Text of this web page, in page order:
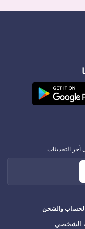
والشحن
الشخصي
التحديثات